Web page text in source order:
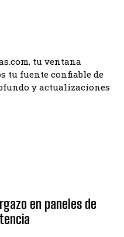
tu ventana
tu fuente confiable de
y actualizaciones
en paneles de